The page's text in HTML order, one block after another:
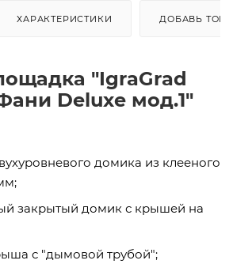
ХАРАКТЕРИСТИКИ ДОБАВЬ
"IgraGrad
Deluxe мод.1"
домика из клееного
закрытый домик с крышей на
с "дымовой трубой";